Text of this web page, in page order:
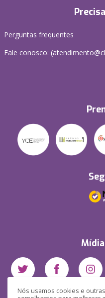
Nós usamos cookies e
Perguntas frequentes
Fale conosco: